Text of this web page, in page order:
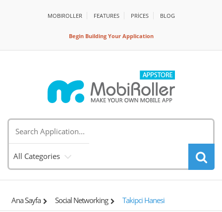
MOBIROLLER FEATURES PRİCES BLOG
Begin Building Your Application
All Categories
Ana Sayfa Social Networking Takipci Hanesi